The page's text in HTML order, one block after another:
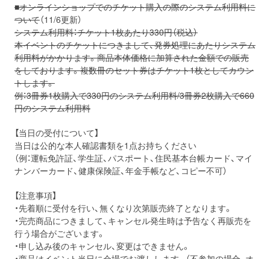
■オンラインショップでのチケット購入の際のシステム利用料に
ついて（11/6更新）
システム利用料：チケット1枚あたり330円（税込）
本イベントのチケットにつきまして、発券処理にあたりシステム
利用料がかかります。商品本体価格に加算された金額での販売
をしております。複数冊のセット券はチケット1枚としてカウン
トします。
例：3冊券1枚購入で330円のシステム利用料/3冊券2枚購入で660
円のシステム利用料
【当日の受付について】
当日は公的な本人確認書類を1点お持ちください
（例：運転免許証、学生証、パスポート、住民基本台帳カード、マイ
ナンバーカード、健康保険証、年金手帳など、コピー不可）
【注意事項】
・先着順に受付を行い、無くなり次第販売終了となります。
・完売商品につきまして、キャンセル発生時は予告なく再販売を
行う場合がございます。
・申し込み後のキャンセル、変更はできません。